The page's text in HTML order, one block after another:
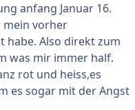
anfang Januar 16.
mein vorher
habe. Also direkt zum
was mir immer half.
rot und heiss,es
es sogar mit der Angst